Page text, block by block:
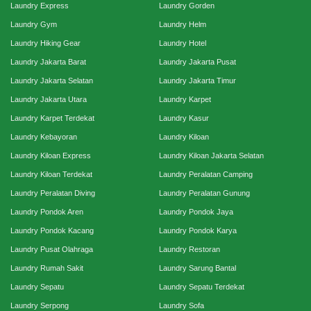
Laundry Express Laundry Gorden
Laundry Gym Laundry Helm
Laundry Hiking Gear Laundry Hotel
Laundry Jakarta Barat Laundry Jakarta Pusat
Laundry Jakarta Selatan Laundry Jakarta Timur
Laundry Jakarta Utara Laundry Karpet
Laundry Karpet Terdekat Laundry Kasur
Laundry Kebayoran Laundry Kiloan
Laundry Kiloan Express Laundry Kiloan Jakarta Selatan
Laundry Kiloan Terdekat Laundry Peralatan Camping
Laundry Peralatan Diving Laundry Peralatan Gunung
Laundry Pondok Aren Laundry Pondok Jaya
Laundry Pondok Kacang Laundry Pondok Karya
Laundry Pusat Olahraga Laundry Restoran
Laundry Rumah Sakit Laundry Sarung Bantal
Laundry Sepatu Laundry Sepatu Terdekat
Laundry Serpong Laundry Sofa